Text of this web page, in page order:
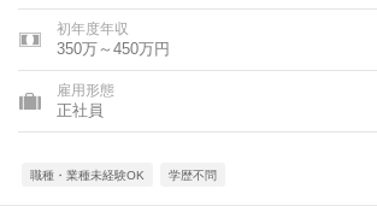
初年度年収
350万～450万円
雇用形態
正社員
職種・業種未経験OK 学歴不問